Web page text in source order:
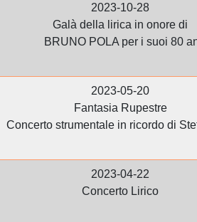
2023-10-28
Galà della lirica in onore di
BRUNO POLA per i suoi 80
2023-05-20
Fantasia Rupestre
Concerto strumentale in ricordo di
2023-04-22
Concerto Lirico